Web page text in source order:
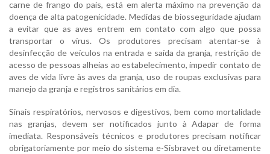
carne de frango do país, está em alerta máximo na prevenção da
doença de alta patogenicidade. Medidas de biosseguridade ajudam
a evitar que as aves entrem em contato com algo que possa
transportar o vírus. Os produtores precisam atentar-se à
desinfecção de veículos na entrada e saída da granja, restrição de
acesso de pessoas alheias ao estabelecimento, impedir contato de
aves de vida livre às aves da granja, uso de roupas exclusivas para
manejo da granja e registros sanitários em dia.
Sinais respiratórios, nervosos e digestivos, bem como mortalidade
nas granjas, devem ser notificados junto à Adapar de forma
imediata. Responsáveis técnicos e produtores precisam notificar
obrigatoriamente por meio do sistema e-Sisbravet ou diretamente